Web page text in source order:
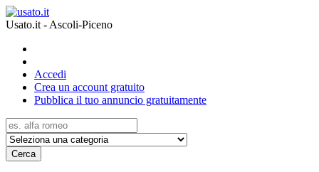
Usato.it - Ascoli-Piceno
Accedi
Crea un account gratuito
Pubblica il tuo annuncio gratuitamente
Cerca